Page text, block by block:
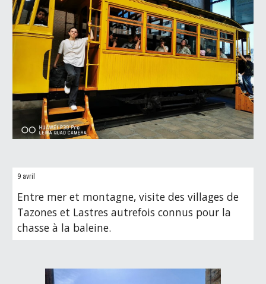
9 avril
Entre mer et montagne, visite des villages de
Tazones et Lastres autrefois connus pour la
chasse à la baleine.